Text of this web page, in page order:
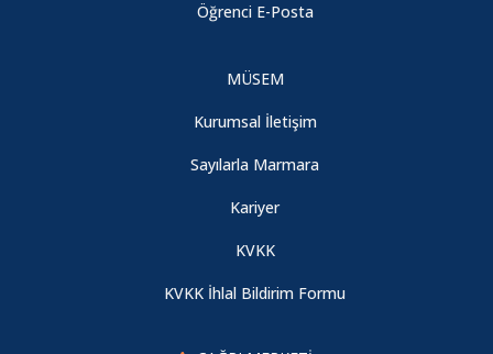
Öğrenci E-Posta
MÜSEM
Kurumsal İletişim
Sayılarla Marmara
Kariyer
KVKK
KVKK İhlal Bildirim Formu